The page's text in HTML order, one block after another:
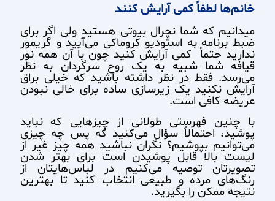
خانم‌ها لطفاً کمی آرایش کنند
میدانیم که شما نچرال بیوتی هستید ولی اگر برای
ضبط برنامه به استودیو کروماکی می‌آیید و گریمور
ندارید حتماً کمی آرایش کنید چون با آن همه نور
قیافه شما شبیه به یک روح سرگردان به نظر
می‌رسد. فقط در نظر داشته باشید که خیلی براق
آرایش نکنید یک زیرسازی ساده برای خالی نبودن
عریضه کافی است.
با چنین فهرستی طولانی از چیزهایی که نباید
پوشید، احتمالاً سؤال می‌کنید که پس چه چیزی
می‌توانیم بپوشیم؟ نگران نباشید همه چیز غیر از
لیست بالا قابل پوشیدن است برای بهتر شدن
تصویرتان توصیه می‌کنیم در لباس‌هایتان از
رنگ‌های مرده و طبیعی انتخاب کنید تا بهترین
نتیجه ممکن را بگیرید.